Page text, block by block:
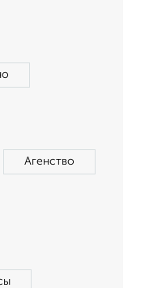
Агенство